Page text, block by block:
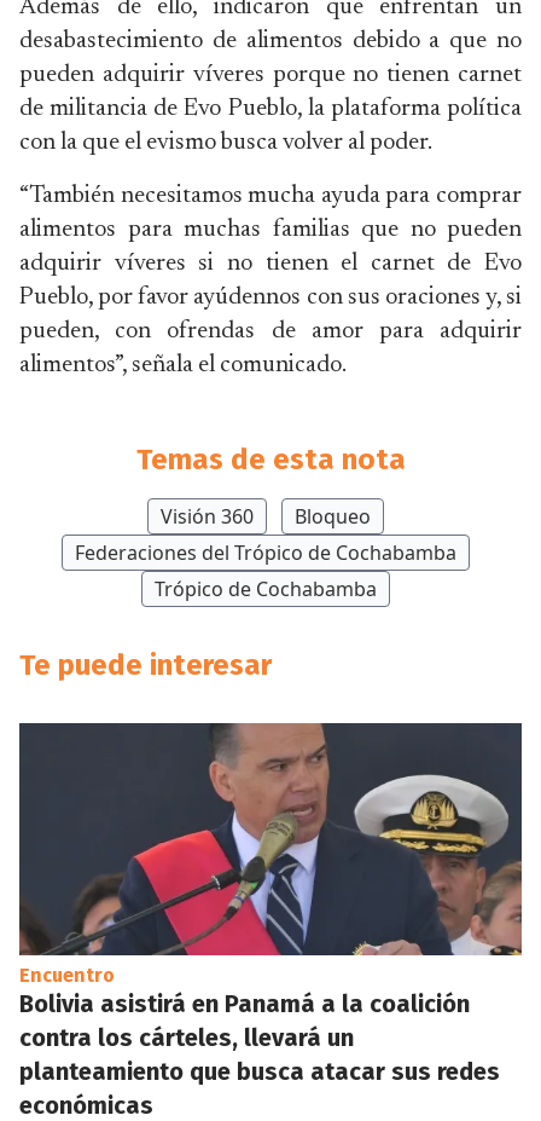
Además de ello, indicaron que enfrentan un
desabastecimiento de alimentos debido a que no
pueden adquirir víveres porque no tienen carnet
de militancia de Evo Pueblo, la plataforma política
con la que el evismo busca volver al poder.
“También necesitamos mucha ayuda para comprar
alimentos para muchas familias que no pueden
adquirir víveres si no tienen el carnet de Evo
Pueblo, por favor ayúdennos con sus oraciones y, si
pueden, con ofrendas de amor para adquirir
alimentos”, señala el comunicado.
Temas de esta nota
Visión 360
Bloqueo
Federaciones del Trópico de Cochabamba
Trópico de Cochabamba
Te puede interesar
Encuentro
Bolivia asistirá en Panamá a la coalición
contra los cárteles, llevará un
planteamiento que busca atacar sus redes
económicas